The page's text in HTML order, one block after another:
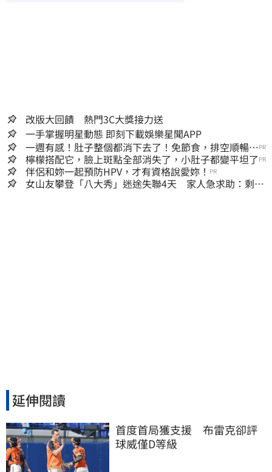
改版大回饋 熱門3C大獎接力送
一手掌握明星動態 即刻下載娛樂星聞APP
一週有感！肚子整個都消下去了！免節食，排空順暢就
夠
PR
檸檬搭配它，臉上斑點全部消失了，小肚子都變平坦了 PR
伴侶和妳一起預防HPV，才有資格說愛妳！ PR
女山友攀登「八大秀」迷途失聯4天 家人急求助：剩我
延伸閱讀
首度首局獲支援　布雷克卻評
球威僅D等級